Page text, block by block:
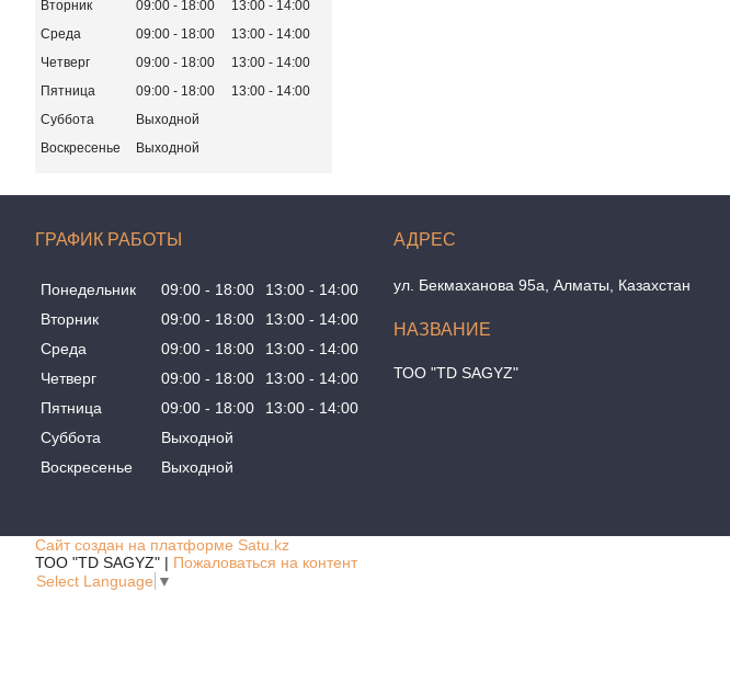
Вторник
09:00 18:00 13:00
14:00
Среда
09:00 18:00 13:00
14:00
Четверг
09:00 18:00 13:00
14:00
Пятница
09:00 18:00 13:00
14:00
Суббота
Выходной
Воскресенье
Выходной
ГРАФИК РАБОТЫ
Понедельник 09:00 18:00 13:00
14:00
Вторник
09:00 18:00 13:00
14:00
Среда
09:00 18:00 13:00
14:00
Четверг
09:00 18:00 13:00
14:00
Пятница
09:00 18:00 13:00
14:00
Суббота
Выходной
Воскресенье
Выходной
ул. Бекмаханова 95а, Алматы, Казахстан
ТОО "TD SAGYZ"
Сайт создан на платформе Satu.kz
ТОО "TD SAGYZ" | Пожаловаться на контент
Select Language ▼